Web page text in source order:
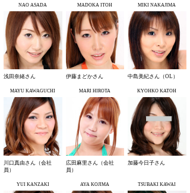
NAO ASADA
浅田奈緒さん
MADOKA ITOH
伊藤まどかさん
MIKI NAKAJIMA
中島美紀さん（OL）
MAYU KAWAGUCHI
川口真由さん（会社
員）
MARI HIROTA
広田麻里さん（会社
員）
KYOHKO KATOH
加藤今日子さん
YUI KANZAKI AYA KOJIMA TSUBAKI KAWAI